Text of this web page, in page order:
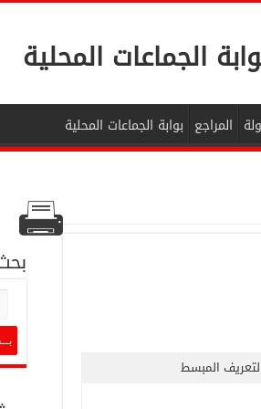
الجماعات المحلية
المراجع بوابة الجماعات المحلية
المبسط